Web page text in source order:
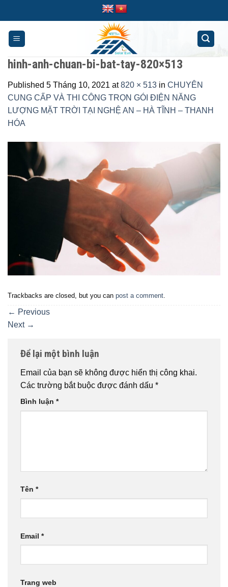
content
hinh-anh-chuan-bi-bat-tay-820×513
Published 5 Tháng 10, 2021 at820 × 513 in CHUYÊN
CUNG CẤP VÀ THI CÔNG TRỌN GÓI ĐIỆN NĂNG
LƯỢNG MẶT TRỜI TẠI NGHỆ AN – HÀ TĨNH – THANH
HÓA
Trackbacks are closed, but you can post a comment
← Previous
Next →
Để lại một bình luận
Email của bạn sẽ không được hiển thị công khai.
Các trường bắt buộc được đánh dấu *
Bình luận *
Tên *
Email *
Trang web